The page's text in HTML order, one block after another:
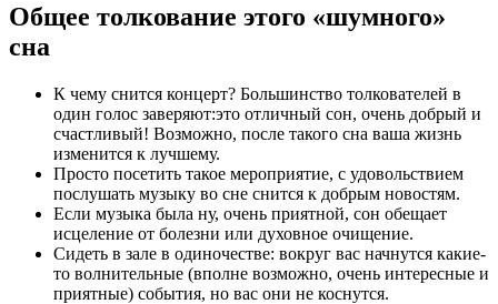
Общее толкование этого «шумного»
сна
К чему снится концерт? Большинство толкователей в
один голос заверяют:это отличный сон, очень добрый и
счастливый! Возможно, после такого сна ваша жизнь
изменится к лучшему.
Просто посетить такое мероприятие, с удовольствием
послушать музыку во сне снится к добрым новостям.
Если музыка была ну, очень приятной, сон обещает
исцеление от болезни или духовное очищение.
Сидеть в зале в одиночестве: вокруг вас начнутся какие-
то волнительные (вполне возможно, очень интересные и
приятные) события, но вас они не коснутся.